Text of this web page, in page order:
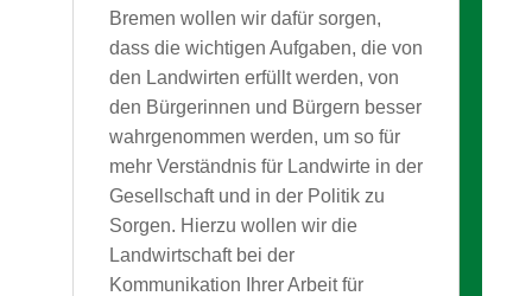
Bremen wollen wir dafür sorgen,
dass die wichtigen Aufgaben, die von
den Landwirten erfüllt werden, von
den Bürgerinnen und Bürgern besser
wahrgenommen werden, um so für
mehr Verständnis für Landwirte in der
Gesellschaft und in der Politik zu
Sorgen. Hierzu wollen wir die
Landwirtschaft bei der
Kommunikation Ihrer Arbeit für